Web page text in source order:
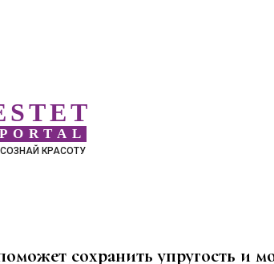
PORTAL
КРАСОТУ
сохранить упругость и